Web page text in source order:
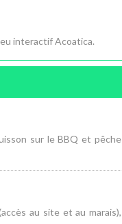
interactif Acoatica.
sur le BBQ et pêche
au site et au marais),